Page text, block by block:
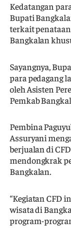
Kedatangan
Bupati
terkait
Bangkalan
Sayangnya,
para pedagang
oleh Asisten
Pemkab
Pembina
Assuryani
berjualan di
mendongkrak
Bangkalan.
“Kegiatan CFD
wisata di
program-